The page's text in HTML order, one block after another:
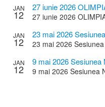
JAN
12
27 iunie 2026
27 iunie 2026
JAN
12
23 mai 2026
Stiintifice a Cadrelor
23 mai 2026
JAN
12
9 mai 2026 Sesiunea
a elevilor
9 mai 2026 Sesiunea